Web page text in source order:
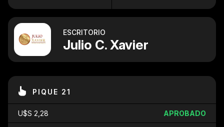
ESCRITORIO
Julio C. Xavier
PIQUE 21
U$S 2,28 APROBADO